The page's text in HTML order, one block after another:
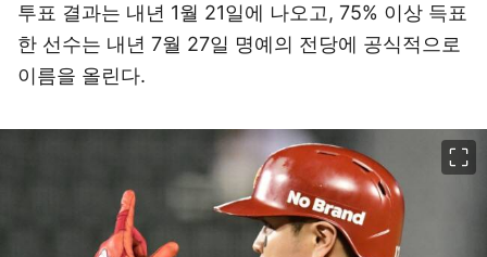
투표 결과는 내년 1월 21일에 나오고, 75% 이상 득표
한 선수는 내년 7월 27일 명예의 전당에 공식적으로
이름을 올린다.